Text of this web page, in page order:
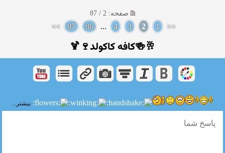
صفحه: 2 / 87
<<
1
2
3
4
...
86
87
>>
🥂🍻کافه کاکولد🍷🍹
بیشتر...